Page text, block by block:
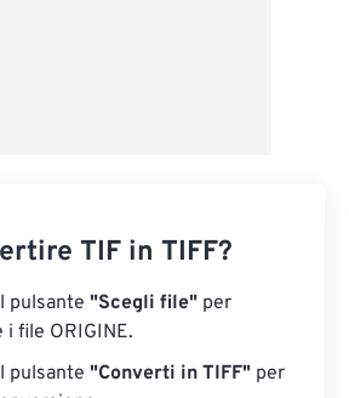
TIF in TIFF?
pulsante "Scegli file" per
i file ORIGINE.
pulsante "Converti in TIFF" per